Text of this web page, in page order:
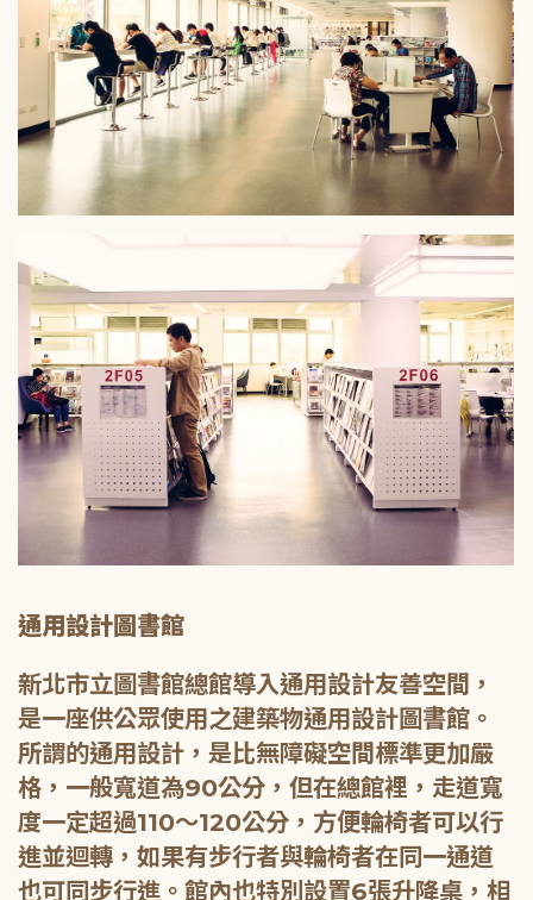
通用設計圖書館
新北市立圖書館總館導入通用設計友善空間，
是一座供公眾使用之建築物通用設計圖書館。
所謂的通用設計，是比無障礙空間標準更加嚴
格，一般寬道為90公分，但在總館裡，走道寬
度一定超過110～120公分，方便輪椅者可以行
進並迴轉，如果有步行者與輪椅者在同一通道
也可同步行進。館內也特別設置6張升降桌，相